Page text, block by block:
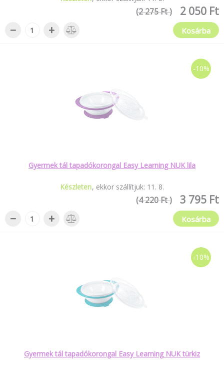
2 050 Ft
(2 275 Ft )
− + Kosárba
-10%
Gyermek tál tapadókorongal Easy Learning NUK lila
Készleten ekkor szállítjuk: 11 . 8.
3 795 Ft
(4 220 Ft )
− + Kosárba
-10%
Gyermek tál tapadókorongal Easy Learning NUK türkiz